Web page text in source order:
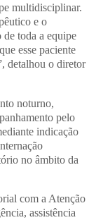
multidisciplinar.
e o
de toda a equipe
esse paciente
detalhou o diretor
noturno,
pelo
indicação
no âmbito da
com a Atenção
assistência